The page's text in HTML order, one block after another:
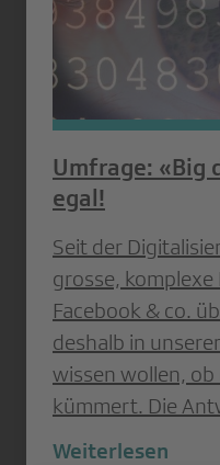
Umfrage: «Big
egal!
Seit der
grosse, komplexe
Facebook & co.
deshalb in
wissen wollen,
kümmert. Die
Weiterlesen